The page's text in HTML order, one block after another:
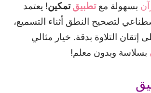
بسهولة معتطبيقتمكين! يعتمد
لتصحيح النطق أثناء التسميع،
التلاوة بدقة. خيار مثالي
بسلاسة وبدون معلم!